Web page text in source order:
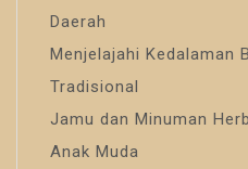
Daerah
Menjelajahi Kedalaman
Tradisional
Jamu dan Minuman
Anak Muda